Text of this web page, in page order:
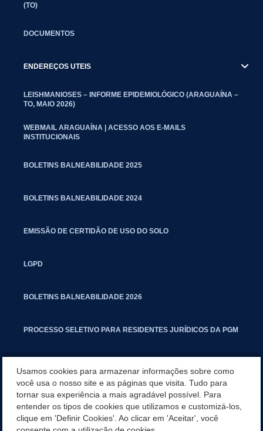
(TO)
DOCUMENTOS
ENDEREÇOS UTEIS
LEISHMANIOSES – INFORME EPIDEMIOLÓGICO (ARAGUAÍNA –
TO, MAIO 2026)
WEBMAIL ARAGUAÍNA | ACESSO AOS E-MAILS
INSTITUCIONAIS
BOLETINS BALNEABILIDADE 2025
BOLETINS BALNEABILIDADE 2024
EMISSÃO DE CERTIDÃO DE USO DO SOLO
LGPD
BOLETINS BALNEABILIDADE 2026
PROCESSO SELETIVO PARA RESIDENTES JURÍDICOS DA PGM
MANUAL DE PROCEDIMENTOS IMOBILIÁRIOS SEINFRA
TURMINHA DO LAGO
Usamos cookies para armazenar informações sobre como
você usa o nosso site e as páginas que visita. Tudo para
tornar sua experiência a mais agradável possível. Para
entender os tipos de cookies que utilizamos e customizá-los,
clique em 'Definir Cookies'. Ao clicar em 'Aceitar', você